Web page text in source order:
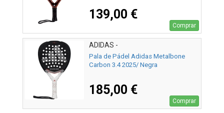
139,00 €
Comprar
ADIDAS -
Pala de Pádel Adidas Metalbone
Carbon 3.4 2025/ Negra
185,00 €
Comprar